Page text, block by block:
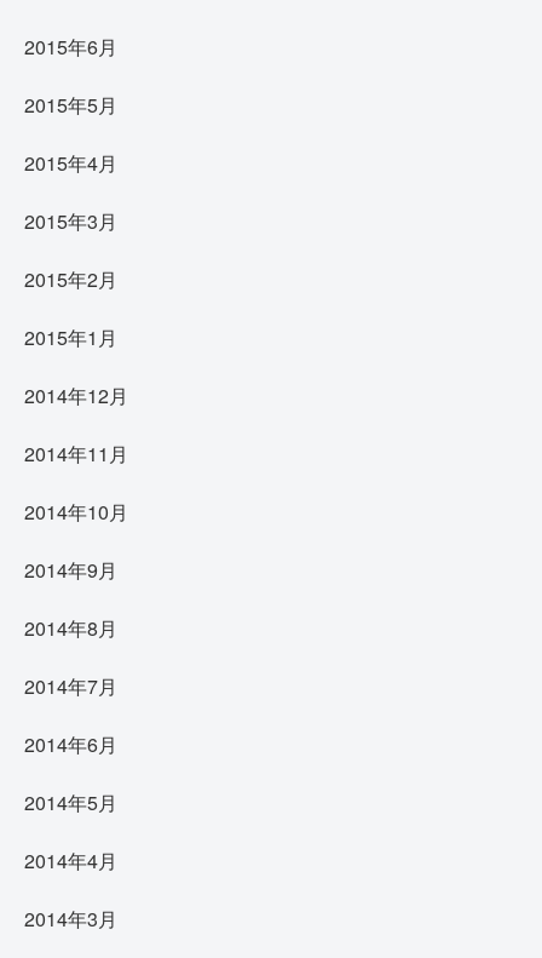
2015年6月
2015年5月
2015年4月
2015年3月
2015年2月
2015年1月
2014年12月
2014年11月
2014年10月
2014年9月
2014年8月
2014年7月
2014年6月
2014年5月
2014年4月
2014年3月